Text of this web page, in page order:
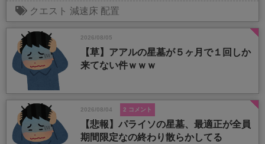
クエスト 減速床 配置
2026/08/05
【草】アアルの星墓が５ヶ月で１回しか
来てない件ｗｗｗ
2026/08/04 2 コメント
【悲報】パライソの星墓、最適正が全員
期間限定なの終わり散らかしてる